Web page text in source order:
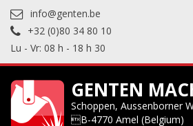
info@genten.be
+32 (0)80 34 80 10
Lu - Vr: 08 h - 18 h 30
GENTEN
Schoppen, Aussenborner
B-4770 Amel (Belgium)